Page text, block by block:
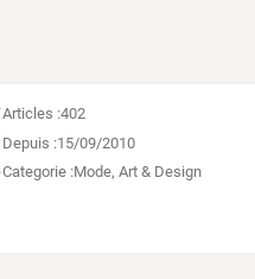
Articles :402
Depuis :15/09/2010
Categorie :Mode, Art & Design